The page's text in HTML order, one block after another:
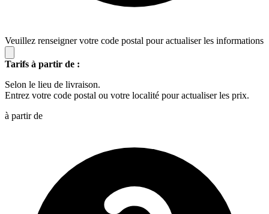
Veuillez renseigner votre code postal pour actualiser les informations
Tarifs à partir de :
Selon le lieu de livraison.
Entrez votre code postal ou votre localité pour actualiser les prix.
à partir de